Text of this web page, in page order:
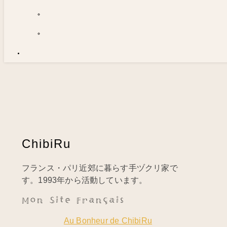
ChibiRu
フランス・パリ近郊に暮らす手ヅクリ家で
す。1993年から活動しています。
Mon Site Français
Au Bonheur de ChibiRu